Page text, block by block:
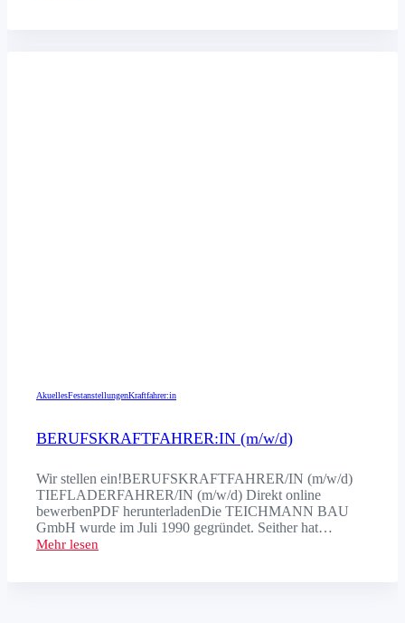
AkuellesFestanstellungenKraftfahrer:in
BERUFSKRAFTFAHRER:IN (m/w/d)
Wir stellen ein!BERUFSKRAFTFAHRER/IN (m/w/d)
TIEFLADERFAHRER/IN (m/w/d) Direkt online
bewerbenPDF herunterladenDie TEICHMANN BAU
GmbH wurde im Juli 1990 gegründet. Seither hat…
Mehr lesen